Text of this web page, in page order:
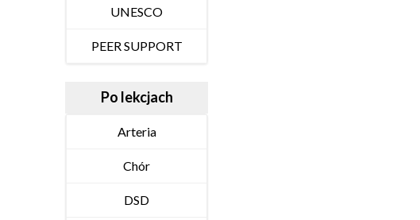
UNESCO
PEER SUPPORT
Po lekcjach
Arteria
Chór
DSD